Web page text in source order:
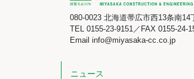
080-0023 北海道帯広市西13条南14
TEL 0155-23-9151／FAX 0155-24-
Email info@miyasaka-cc.co.jp
ニュース